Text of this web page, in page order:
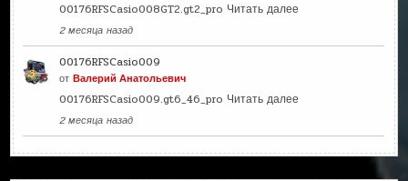
00176RFSCasio008GT2.gt2_pro Читать далее
2 месяца назад
00176RFSCasio009
отВалерий Анатольевич
00176RFSCasio009.gt6_46_pro Читать далее
2 месяца назад